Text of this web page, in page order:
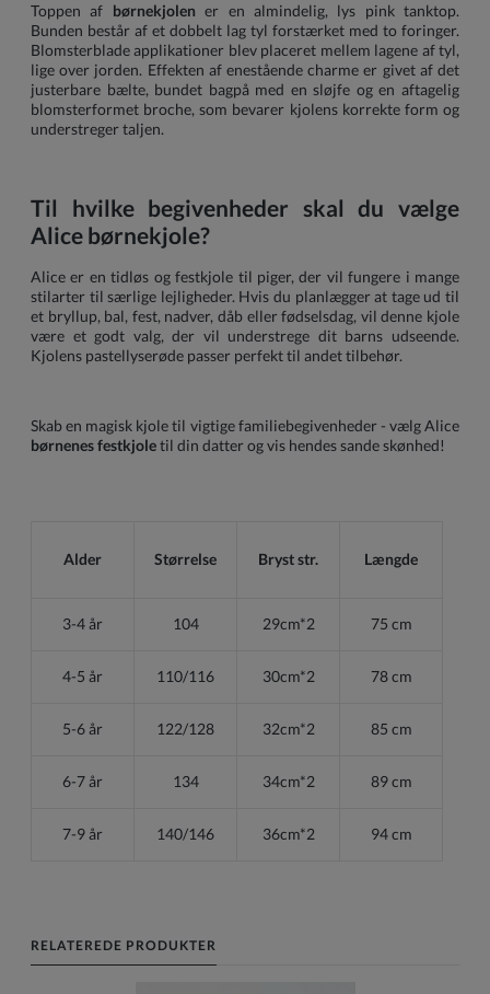
Toppen af børnekjolen er en almindelig, lys pink tanktop.
Bunden består af et dobbelt lag tyl forstærket med to foringer.
Blomsterblade applikationer blev placeret mellem lagene af tyl,
lige over jorden. Effekten af enestående charme er givet af det
justerbare bælte, bundet bagpå med en sløjfe og en aftagelig
blomsterformet broche, som bevarer kjolens korrekte form og
understreger taljen.
Til hvilke begivenheder skal du vælge
Alice børnekjole?
Alice er en tidløs og festkjole til piger, der vil fungere i mange
stilarter til særlige lejligheder. Hvis du planlægger at tage ud til
et bryllup, bal, fest, nadver, dåb eller fødselsdag, vil denne kjole
være et godt valg, der vil understrege dit barns udseende.
Kjolens pastellyserøde passer perfekt til andet tilbehør.
Skab en magisk kjole til vigtige familiebegivenheder - vælg Alice
børnenes festkjoletil din datter og vis hendes sande skønhed!
Alder Størrelse Bryst str. Længde
3-4 år 104 29cm*2 75 cm
4-5 år 110/116 30cm*2 78 cm
5-6 år 122/128 32cm*2 85 cm
6-7 år 134 34cm*2 89 cm
7-9 år 140/146 36cm*2 94 cm
RELATEREDE PRODUKTER